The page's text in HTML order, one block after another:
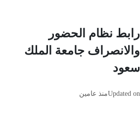
رابط نظام الحضور
والانصراف جامعة الملك
سعود
Updated onمنذ عامين